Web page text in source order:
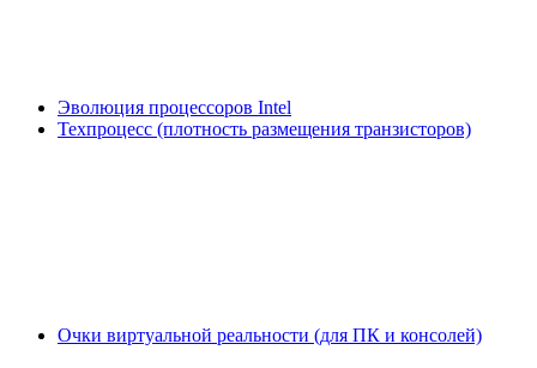
Эволюция процессоров Intel
Техпроцесс (плотность размещения транзисторов)
Очки виртуальной реальности (для ПК и консолей)